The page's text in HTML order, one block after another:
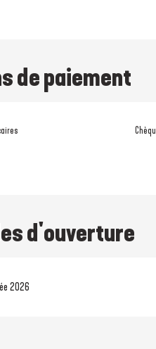
de paiement
d'ouverture
2026